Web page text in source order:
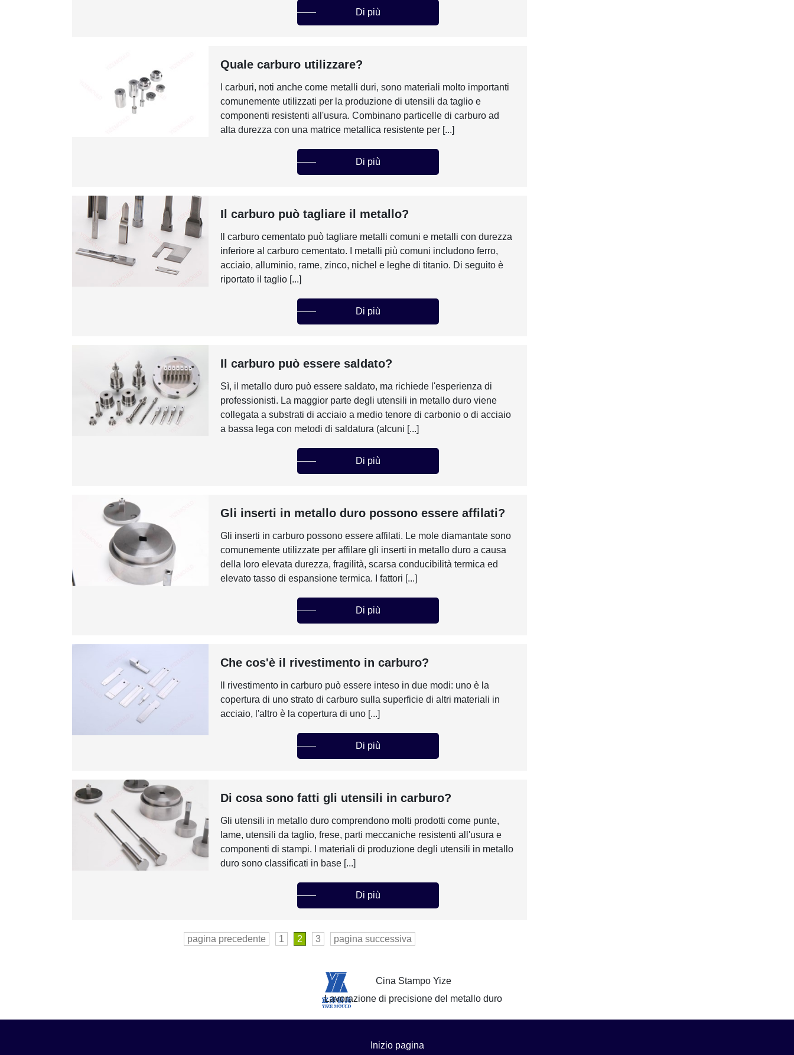
Di più
Quale carburo utilizzare?
I carburi, noti anche come metalli duri, sono materiali molto importanti
comunemente utilizzati per la produzione di utensili da taglio e
componenti resistenti all'usura. Combinano particelle di carburo ad
alta durezza con una matrice metallica resistente per [...]
Di più
Il carburo può tagliare il metallo?
Il carburo cementato può tagliare metalli comuni e metalli con durezza
inferiore al carburo cementato. I metalli più comuni includono ferro,
acciaio, alluminio, rame, zinco, nichel e leghe di titanio. Di seguito è
riportato il taglio [...]
Di più
Il carburo può essere saldato?
Sì, il metallo duro può essere saldato, ma richiede l'esperienza di
professionisti. La maggior parte degli utensili in metallo duro viene
collegata a substrati di acciaio a medio tenore di carbonio o di acciaio
a bassa lega con metodi di saldatura (alcuni [...]
Di più
Gli inserti in metallo duro possono essere affilati?
Gli inserti in carburo possono essere affilati. Le mole diamantate sono
comunemente utilizzate per affilare gli inserti in metallo duro a causa
della loro elevata durezza, fragilità, scarsa conducibilità termica ed
elevato tasso di espansione termica. I fattori [...]
Di più
Che cos'è il rivestimento in carburo?
Il rivestimento in carburo può essere inteso in due modi: uno è la
copertura di uno strato di carburo sulla superficie di altri materiali in
acciaio, l'altro è la copertura di uno [...]
Di più
Di cosa sono fatti gli utensili in carburo?
Gli utensili in metallo duro comprendono molti prodotti come punte,
lame, utensili da taglio, frese, parti meccaniche resistenti all'usura e
componenti di stampi. I materiali di produzione degli utensili in metallo
duro sono classificati in base [...]
Di più
pagina precedente 1 2 3 pagina successiva
Cina Stampo Yize
Lavorazione di precisione del metallo duro
Inizio pagina